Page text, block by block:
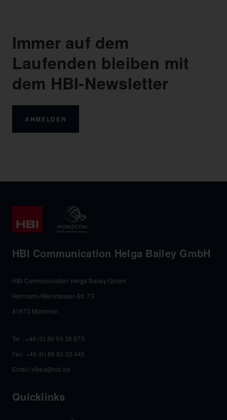
Immer auf dem
Laufenden bleiben mit
dem HBI-Newsletter
ANMELDEN
HBI Communication Helga Bailey GmbH
HBI Communication Helga Bailey GmbH
Hermann-Weinhauser-Str. 73
81673 München
Tel : +49 (0) 89 99 38 870
Fax: +49 (0) 89 93 02 445
Email: vibes@hbi.de
Quicklinks